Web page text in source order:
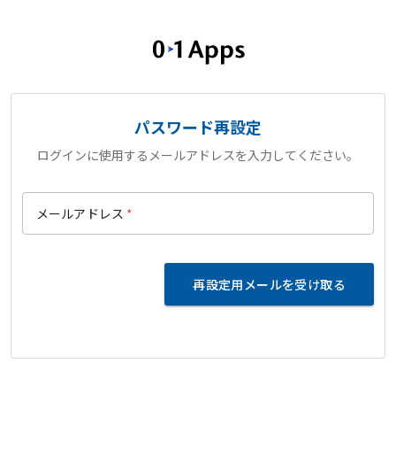
パスワード再設定
ログインに使用するメールアドレスを入力してください。
メールアドレス *
再設定用メールを受け取る